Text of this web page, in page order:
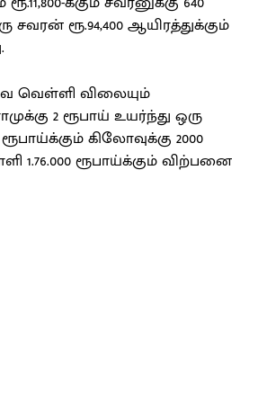
சவரன் ரூ.94,400 ஆயிரத்துக்கும்
வெள்ளி விலையும்
2 ரூபாய் உயர்ந்து ஒரு
கிலோவுக்கு 2000
1.76.000 ரூபாய்க்கும் விற்பனை